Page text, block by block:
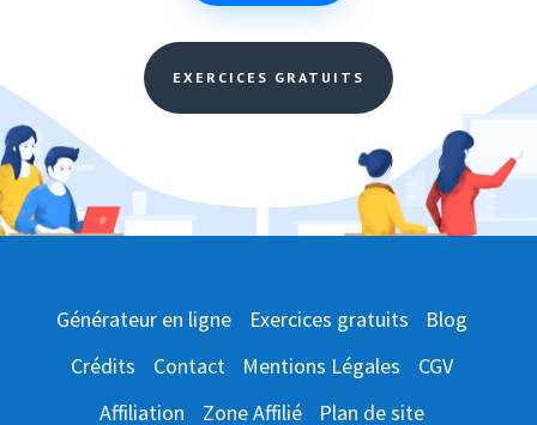
EXERCICES GRATUITS
Générateur en ligne Exercices gratuits
Blog
Crédits
Contact Mentions Légales
CGV
Affiliation
Zone Affilié Plan de site